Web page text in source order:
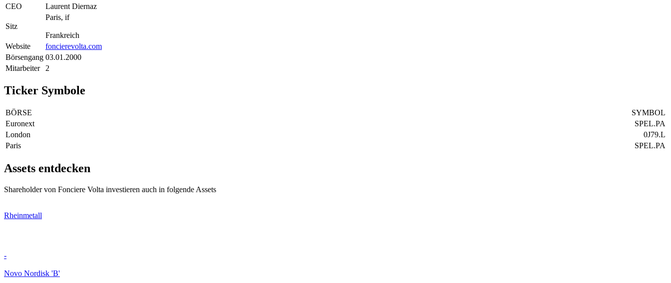
CEO
Laurent Diernaz
Sitz
Paris, if
Frankreich
Website
foncierevolta.com
Börsengang 03.01.2000
Mitarbeiter
2
Ticker Symbole
BÖRSE
SYMBOL
Euronext
SPEL.PA
London
0J79.L
Paris
SPEL.PA
Assets entdecken
Shareholder von Fonciere Volta investieren auch in folgende Assets
Rheinmetall
-
Novo Nordisk 'B'